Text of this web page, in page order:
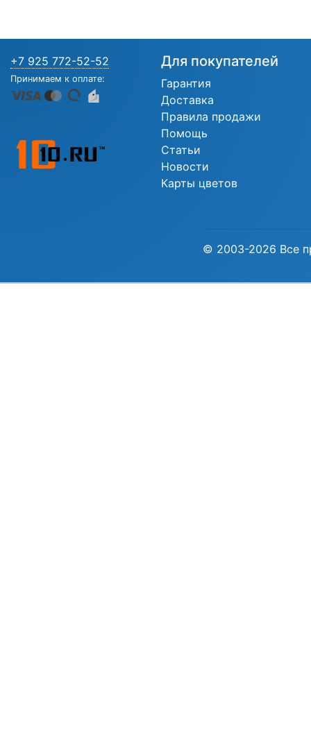
+7 925 772-52-52
Принимаем к оплате:
Для покупателей
Гарантия
Доставка
Правила продажи
Помощь
Статьи
Новости
Карты цветов
© 2003-2026 Все